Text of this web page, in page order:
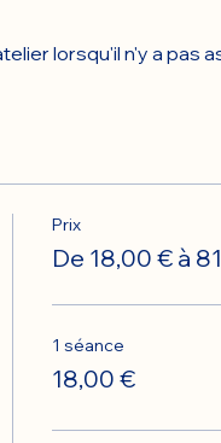
lorsqu'il n'y a pas
Prix
De 18,00 € à
1 séance
18,00 €